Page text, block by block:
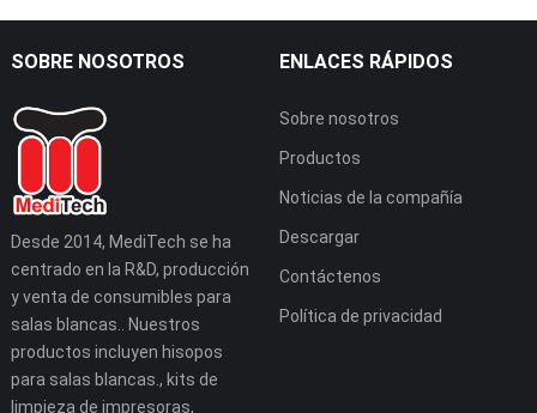
SOBRE NOSOTROS
Desde 2014, MediTech se ha
centrado en la R&D, producción
y venta de consumibles para
salas blancas.. Nuestros
productos incluyen hisopos
para salas blancas., kits de
limpieza de impresoras,
ENLACES RÁPIDOS
Sobre nosotros
Productos
Noticias de la compañía
Descargar
Contáctenos
Política de privacidad